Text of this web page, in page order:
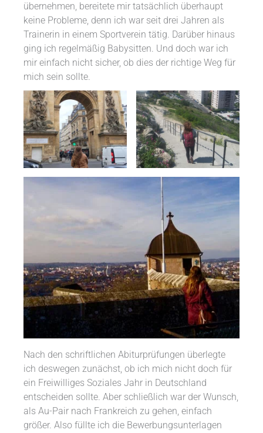
übernehmen, bereitete mir tatsächlich überhaupt
keine Probleme, denn ich war seit drei Jahren als
Trainerin in einem Sportverein tätig. Darüber hinaus
ging ich regelmäßig Babysitten. Und doch war ich
mir einfach nicht sicher, ob dies der richtige Weg für
mich sein sollte.
Nach den schriftlichen Abiturprüfungen überlegte
ich deswegen zunächst, ob ich mich nicht doch für
ein Freiwilliges Soziales Jahr in Deutschland
entscheiden sollte. Aber schließlich war der Wunsch,
als Au-Pair nach Frankreich zu gehen, einfach
größer. Also füllte ich die Bewerbungsunterlagen